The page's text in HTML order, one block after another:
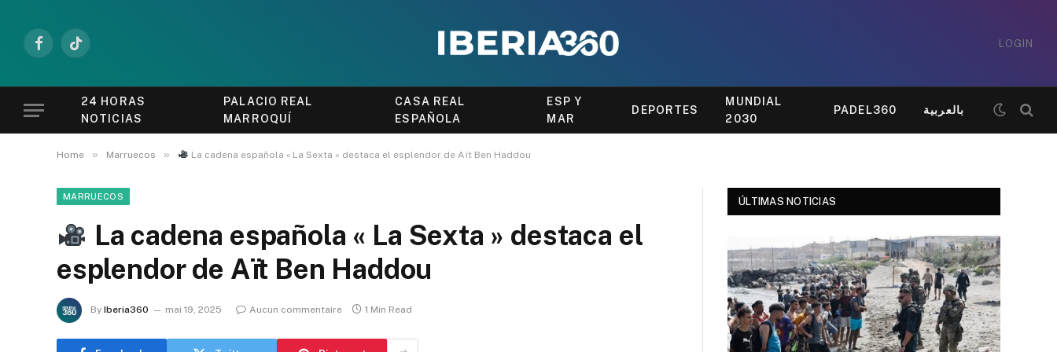
FacebookTikTok
LOGIN
24 HORAS
NOTICIAS
PALACIO REAL
MARROQUÍ
CASA REAL
ESPAÑOLA
ESP Y
MAR
DEPORTES
MUNDIAL
2030
PADEL360 بالعربية
Home » Marruecos » La cadena española « La Sexta » destaca el esplendor de Aït Ben Haddou
MARRUECOS
La cadena española « La Sexta » destaca el
esplendor de Aït Ben Haddou
By Iberia360 mai 19, 2025 Aucun commentaire 1 Min Read
ÚLTIMAS NOTICIAS